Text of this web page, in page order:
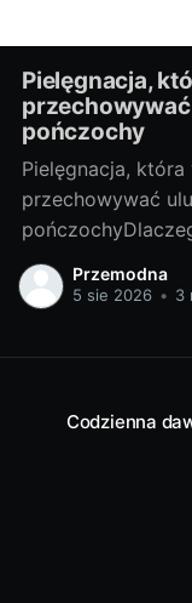
Pielęgnacja,
pończochy
Pielęgnacja,
przechowywać
dzianina
Przemodna
5 sie 2026 • 3
Codzienna